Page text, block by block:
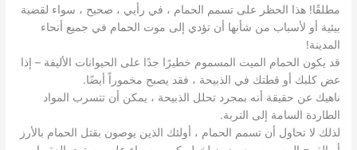
مطلقًا! هذا الحظر على تسمم الحمام ، في رأيي ، صحيح ، سواء لقضية
بيئية أو لأسباب من شأنها أن تؤدي إلى موت الحمام في جميع أنحاء
المدينة!
قد يكون الحمام الميت المسموم خطيرًا جدًا على الحيوانات الأليفة – إذا
عض كلبك أو قطتك في الذبيحة ، فقد يصبح مخموراً أيضًا.
ناهيك عن حقيقة أنه بمجرد تحلل الذبيحة ، يمكن أن تتسرب المواد
الطاردة السامة إلى التربة.
لذلك لا تحاول أن تسمم الحمام ، أولئك الذين يوصون بقتل الحمام بالأرز